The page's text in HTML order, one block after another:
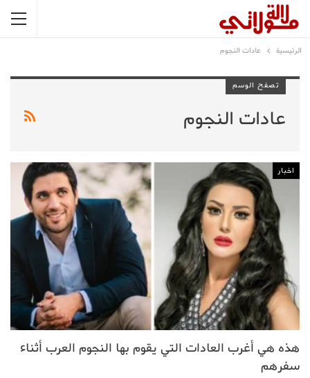
الرئيسية عادات النجوم
تصفح الوسم
عادات النجوم
اخبار
هذه هي أغرب العادات التي يقوم بها النجوم العرب أثناء
سفرهم